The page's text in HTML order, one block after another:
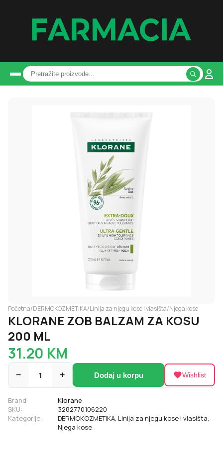
Početna/DERMOKOZMETIKA/Linija za njegu kose i vlasišta/Njega kose
KLORANE ZOB BALZAM ZA KOSU
200 ML
31.20 KM
− 1 + Dodaj u korpu Wishlist
Brand:
Klorane
SKU:
3282770106220
Kategorije:
DERMOKOZMETIKA, Linija za njegu kose i vlasišta,
Njega kose